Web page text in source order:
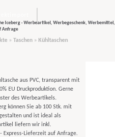
Iceberg - Werbeartikel, Werbegeschenk, Werbemittel,
Anfrage
» Taschen» Kühltaschen
aus PVC, transparent mit
EU Druckproduktion. Gerne
des Werbeartikels.
können Sie ab 100 Stk. mit
und ist ideal als
liefern wir inkl.
Express-Lieferzeit auf Anfrage.